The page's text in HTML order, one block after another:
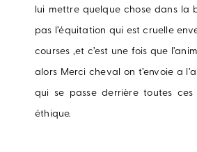
lui mettre quelque chose dans la
pas l’équitation qui est cruelle
courses ,et c’est une fois que
alors Merci cheval on t’envoie a
qui se passe derrière toutes ces
éthique.